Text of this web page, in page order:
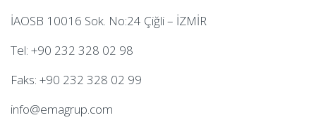
İAOSB 10016 Sok. No:24 Çiğli – İZMİR
Tel: +90 232 328 02 98
Faks: +90 232 328 02 99
info@emagrup.com